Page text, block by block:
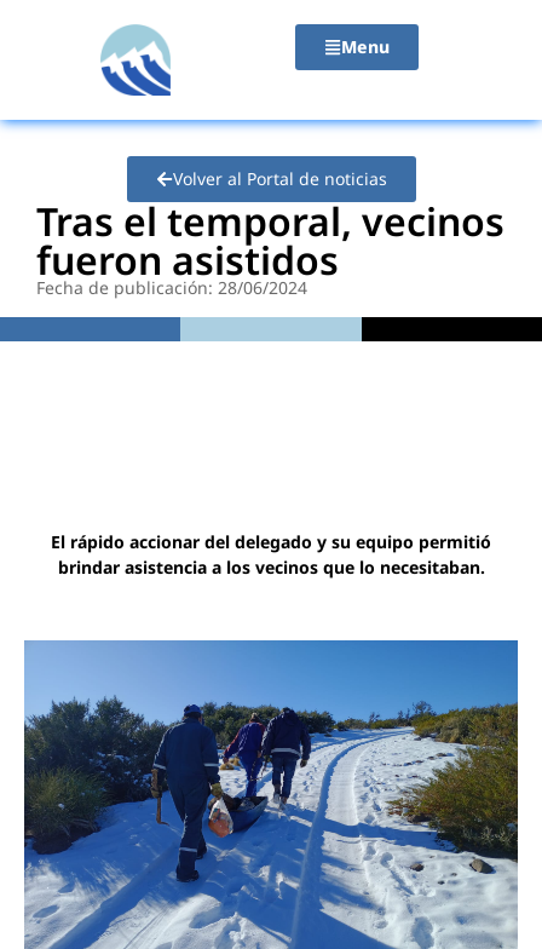
Menu
Volver al Portal de noticias
Tras el temporal, vecinos
fueron asistidos
Fecha de publicación: 28/06/2024
El rápido accionar del delegado y su equipo permitió
brindar asistencia a los vecinos que lo necesitaban.